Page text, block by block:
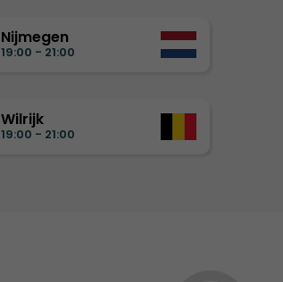
Nijmegen
19:00 - 21:00
Wilrijk
19:00 - 21:00